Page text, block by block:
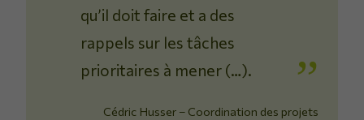
qu’il doit faire et a des
rappels sur les tâches
prioritaires à mener (…).
Cédric Husser – Coordination des projets